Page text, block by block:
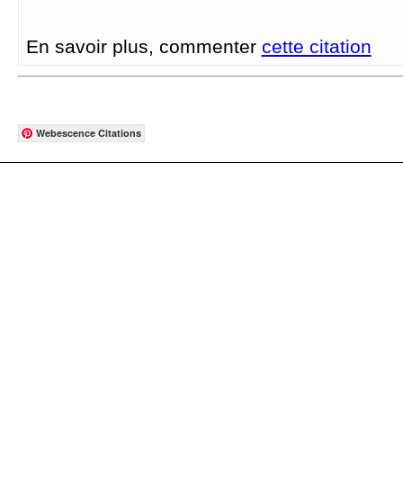
En savoir plus, commenter cette citation
Webescence Citations